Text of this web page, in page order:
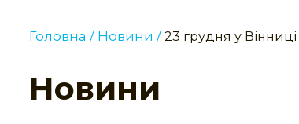
Головна / Новини / 23 грудня у
Новини